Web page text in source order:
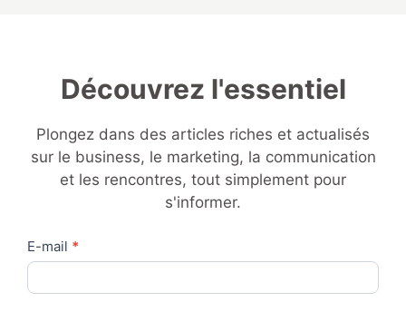
Découvrez l'essentiel
Plongez dans des articles riches et actualisés
sur le business, le marketing, la communication
et les rencontres, tout simplement pour
s'informer.
Contact
Us
E-mail *